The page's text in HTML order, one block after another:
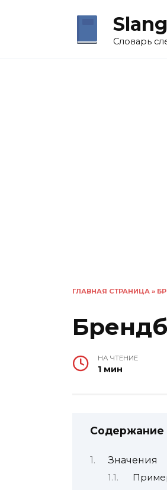
Словарь
ГЛАВНАЯ СТРАНИЦА »
НА ЧТЕНИЕ
1 мин
Содержание
Значения